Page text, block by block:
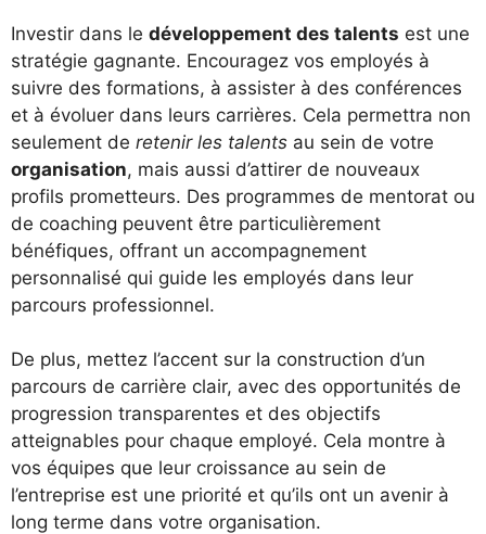
Investir dans le développement des talents est une
stratégie gagnante. Encouragez vos employés à
suivre des formations, à assister à des conférences
et à évoluer dans leurs carrières. Cela permettra non
seulement de retenir les talents au sein de votre
organisation, mais aussi d’attirer de nouveaux
profils prometteurs. Des programmes de mentorat ou
de coaching peuvent être particulièrement
bénéfiques, offrant un accompagnement
personnalisé qui guide les employés dans leur
parcours professionnel.
De plus, mettez l’accent sur la construction d’un
parcours de carrière clair, avec des opportunités de
progression transparentes et des objectifs
atteignables pour chaque employé. Cela montre à
vos équipes que leur croissance au sein de
l’entreprise est une priorité et qu’ils ont un avenir à
long terme dans votre organisation.